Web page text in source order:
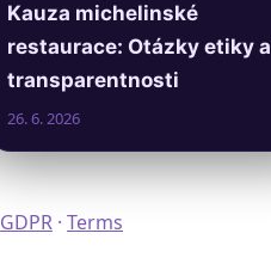
Kauza michelinské
restaurace: Otázky etiky a
transparentnosti
26. 6. 2026
GDPR · Terms